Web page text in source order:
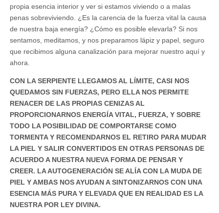
propia esencia interior y ver si estamos viviendo o a malas
penas sobreviviendo. ¿Es la carencia de la fuerza vital la causa
de nuestra baja energía? ¿Cómo es posible elevarla? Si nos
sentamos, meditamos, y nos preparamos lápiz y papel, seguro
que recibimos alguna canalización para mejorar nuestro aquí y
ahora.
CON LA SERPIENTE LLEGAMOS AL LÍMITE, CASI NOS
QUEDAMOS SIN FUERZAS, PERO ELLA NOS PERMITE
RENACER DE LAS PROPIAS CENIZAS AL
PROPORCIONARNOS ENERGÍA VITAL, FUERZA, Y SOBRE
TODO LA POSIBILIDAD DE COMPORTARSE COMO
TORMENTA Y RECOMENDARNOS EL RETIRO PARA MUDAR
LA PIEL Y SALIR CONVERTIDOS EN OTRAS PERSONAS DE
ACUERDO A NUESTRA NUEVA FORMA DE PENSAR Y
CREER. LA AUTOGENERACIÓN SE ALÍA CON LA MUDA DE
PIEL Y AMBAS NOS AYUDAN A SINTONIZARNOS CON UNA
ESENCIA MÁS PURA Y ELEVADA QUE EN REALIDAD ES LA
NUESTRA POR LEY DIVINA.